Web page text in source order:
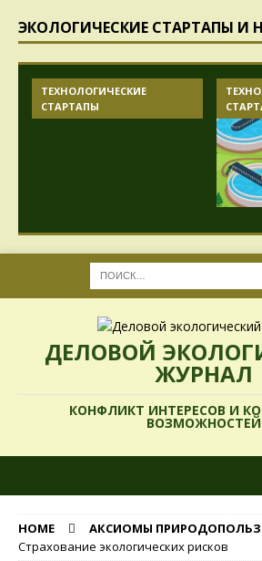
ЭКОЛОГИЧЕСКИЕ СТАРТАПЫ И
ТЕХНОЛОГИЧЕСКИЕ
СТАРТАПЫ
ДЕЛОВОЙ
ЖУРНАЛ
КОНФЛИКТ ИНТЕРЕСОВ И
ВОЗМОЖНОСТЕЙ
HOME
АКСИОМЫ
Страхование экологических рисков